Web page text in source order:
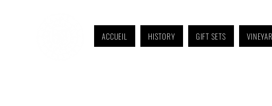
ACCUEIL HISTORY GIFT SETS